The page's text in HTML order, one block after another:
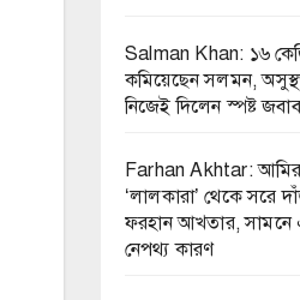
Salman Khan: ১৬
কমিয়েছেন সলমন,
নিজেই দিলেন স্পষ্ট জবাব
Farhan Akhtar: আমির
‘লালকারা’ থেকে সরে
ফরহান আখতার, সামনে
নেপথ্য কারণ